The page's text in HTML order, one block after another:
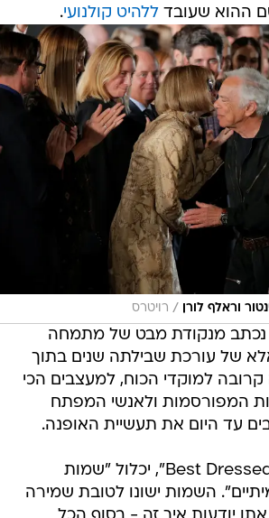
ההוא שעובדללהיט קולנועי.
וראלף לורן / רויטרס
מנקודת מבט של מתמחה
של עורכת שבילתה שנים בתוך
למוקדי הכוח, למעצבים הכי
המפורסמות ולאנשי המפתח
עד היום את תעשיית האופנה.
הספר, שייקרא "Best Dressed", יכלול "שמות
השמות ישונו לטובת שמירה